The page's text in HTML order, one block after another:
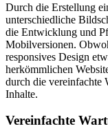
Durch die Erstellung
unterschiedliche
die Entwicklung und
Mobilversionen.
responsives Design
herkömmlichen
durch die vereinfachte
Inhalte.
Vereinfachte